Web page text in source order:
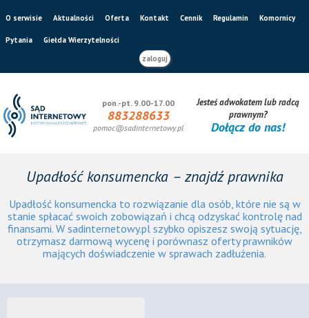
O serwisie Aktualności Oferta Kontakt Cennik Regulamin Komornicy
Pytania
Giełda Wierzytelności
zaloguj
pon.-pt. 9.00-17.00
883288633
pomoc@sadinternetowy.pl
Jesteś adwokatem lub radcą
prawnym?
Dołącz do nas!
Upadłość konsumencka – znajdź prawnika
Upadłość konsumencka to rozwiązanie dla osób, które nie są w
stanie spłacać swoich zobowiązań i chcą odzyskać kontrolę nad
finansami. W sadinternetowy.pl szybko opiszesz swoją sytuację,
otrzymasz darmową wycenę i porównasz oferty prawników
mających doświadczenie w sprawach zadłużenia.